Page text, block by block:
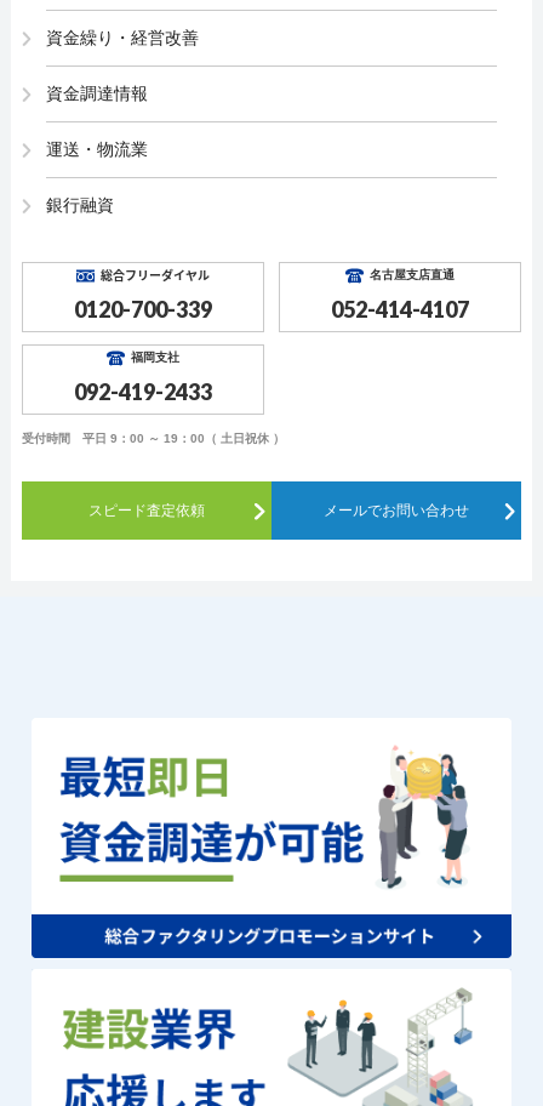
資金繰り・経営改善
資金調達情報
運送・物流業
銀行融資
総合フリーダイヤル
0120-700-339
名古屋支店直通
052-414-4107
福岡支社
092-419-2433
受付時間 平日 9：00 ～ 19：00（ 土日祝休 ）
スピード査定依頼 メールでお問い合わせ